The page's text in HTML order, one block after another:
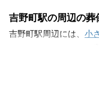
吉野町駅の周辺の葬
吉野町駅周辺には、 小
には様々なタイプがあ
地域があります。市